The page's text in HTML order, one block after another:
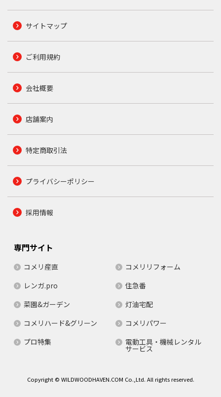
サイトマップ
ご利用規約
会社概要
店舗案内
特定商取引法
プライバシーポリシー
採用情報
専門サイト
コメリ産直
コメリリフォーム
レンガ.pro
住急番
菜園&ガーデン
灯油宅配
コメリハード&グリーン
コメリパワー
プロ特集
電動工具・機械レンタル
サービス
Copyright © WILDWOODHAVEN.COM Co.,Ltd. All rights reserved.